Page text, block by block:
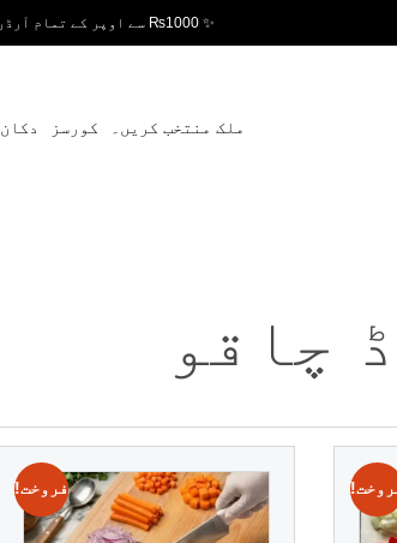
✨ ₨1000 سے اوپر کے تمام آرڈرز پر مفت ڈیلیوری کا لطف اٹھائیں! 🎉
ملک منتخب کریں۔ کورسز دکان
چاقو
فروخت!